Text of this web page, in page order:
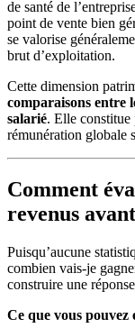
de santé de
point de vente bien
se valorise
brut d’exploitation.
Cette dimension
comparaisons entre
salarié. Elle constitue
rémunération globale
Comment
revenus
Puisqu’aucune
combien vais-je
construire une
Ce que vous pouvez